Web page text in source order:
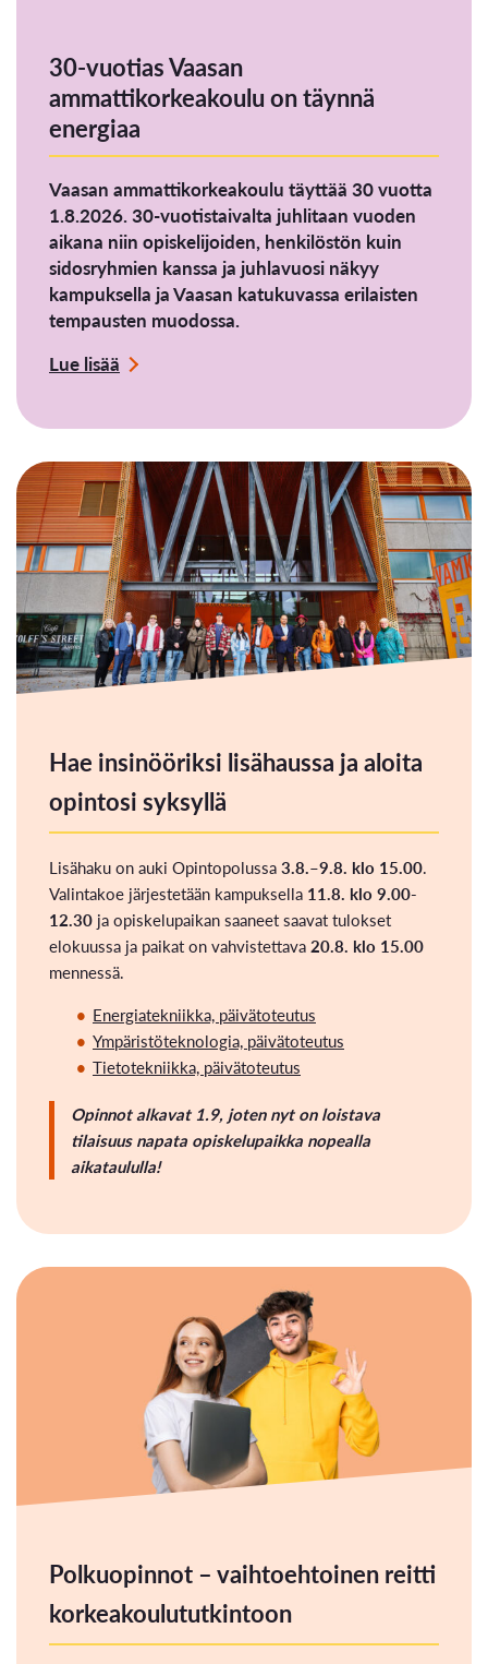
30-vuotias Vaasan
ammattikorkeakoulu on täynnä
energiaa
Vaasan ammattikorkeakoulu täyttää 30 vuotta
1.8.2026. 30-vuotistaivalta juhlitaan vuoden
aikana niin opiskelijoiden, henkilöstön kuin
sidosryhmien kanssa ja juhlavuosi näkyy
kampuksella ja Vaasan katukuvassa erilaisten
tempausten muodossa.
Lue lisää
Hae insinööriksi lisähaussa ja aloita
opintosi syksyllä
Lisähaku on auki Opintopolussa3.8.–9.8. klo 15.00.
Valintakoe järjestetään kampuksella 11.8. klo 9.00-
12.30 ja opiskelupaikan saaneet saavat tulokset
elokuussa ja paikat on vahvistettava20.8. klo 15.00
mennessä.
Energiatekniikka, päivätoteutus
Ympäristöteknologia, päivätoteutus
Tietotekniikka, päivätoteutus
Opinnot alkavat 1.9, joten nyt on loistava
tilaisuus napata opiskelupaikka nopealla
aikataululla!
Polkuopinnot – vaihtoehtoinen reitti
korkeakoulututkintoon